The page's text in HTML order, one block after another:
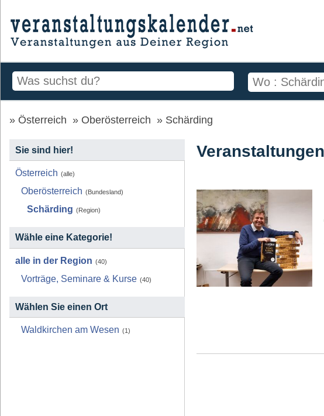
Österreich Oberösterreich Schärding
Sie sind hier!
Österreich (alle)
Oberösterreich (Bundesland)
Schärding (Region)
Wähle eine Kategorie!
alle in der Region (40)
Vorträge, Seminare & Kurse (40)
Wählen Sie einen Ort
Waldkirchen am Wesen (1)